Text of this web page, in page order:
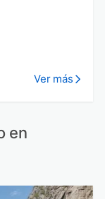
Ver más
en